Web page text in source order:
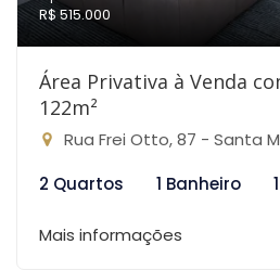
R$ 515.000
Área Privativa à Venda
122m²
Rua Frei Otto, 87 - Santa
2 Quartos
1 Banheiro
Mais informações